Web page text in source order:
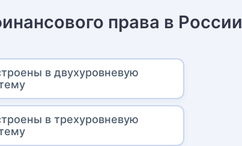
права в
в двухуровневую
в трехуровневую